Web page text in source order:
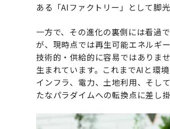
ある「AIファクトリー」として脚
一方で、その進化の裏側には看過
が、現時点では再生可能エネルギ
技術的・供給的に容易ではありま
生まれています。これまでAIと環
インフラ、電力、土地利用、そし
たなパラダイムへの転換点に差し掛